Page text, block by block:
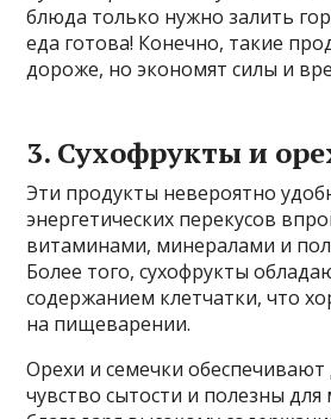
блюда только нужно залить
еда готова! Конечно, такие
дороже, но экономят силы и
3. Сухофрукты и
Эти продукты невероятно
энергетических перекусов
витаминами, минералами и
Более того, сухофрукты
содержанием клетчатки, что
на пищеварении.
Орехи и семечки обеспечивают
чувство сытости и полезны для